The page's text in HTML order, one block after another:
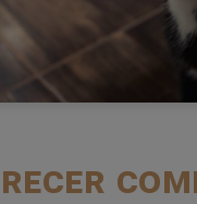
tose como si se
Puede parecer un
pero hay